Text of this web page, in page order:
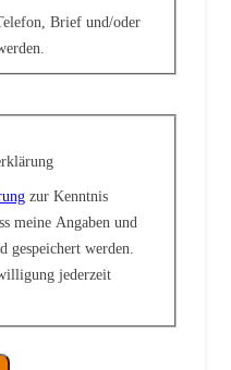
Brief und/oder
zur Kenntnis
meine Angaben und
gespeichert werden.
jederzeit